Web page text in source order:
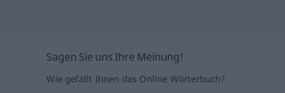
Sagen Sie uns Ihre Meinung!
Wie gefällt Ihnen das Online Wörterbuch?